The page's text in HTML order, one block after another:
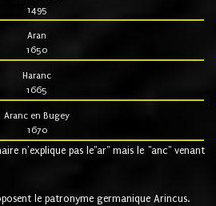
1495
Aran
1650
Haranc
1665
Aranc en Bugey
1670
n'explique pas le"ar" mais le "anc" venant
le patronyme germanique Arincus.